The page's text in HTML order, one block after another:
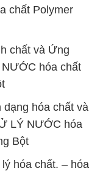
chất Polymer
chất và Ứng
hóa chất
dạng hóa chất và
LÝ NƯỚC hóa
Bột
hóa chất. – hóa